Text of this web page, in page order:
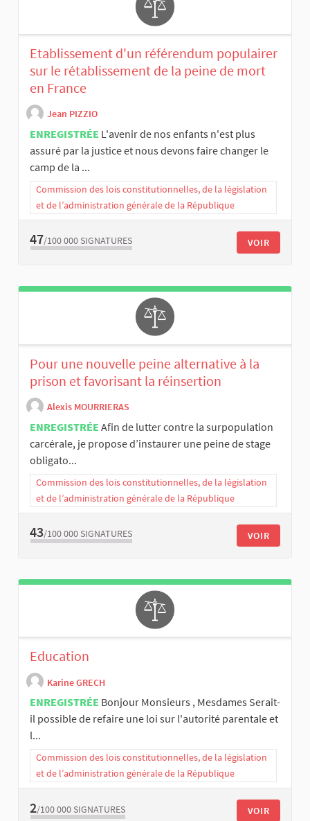
Etablissement d'un référendum populairer
sur le rétablissement de la peine de mort
en France
Jean PIZZIO
ENREGISTRÉE L'avenir de nos enfants n'est plus
assuré par la justice et nous devons faire changer le
camp de la ...
Commission des lois constitutionnelles, de la législation
et de l’administration générale de la République
47/100 000 SIGNATURES VOIR
Pour une nouvelle peine alternative à la
prison et favorisant la réinsertion
Alexis MOURRIERAS
ENREGISTRÉE Afin de lutter contre la surpopulation
carcérale, je propose d’instaurer une peine de stage
obligato...
Commission des lois constitutionnelles, de la législation
et de l’administration générale de la République
43/100 000 SIGNATURES VOIR
Education
Karine GRECH
ENREGISTRÉE Bonjour Monsieurs , Mesdames Serait-
il possible de refaire une loi sur l'autorité parentale et
l...
Commission des lois constitutionnelles, de la législation
et de l’administration générale de la République
2/100 000 SIGNATURES VOIR